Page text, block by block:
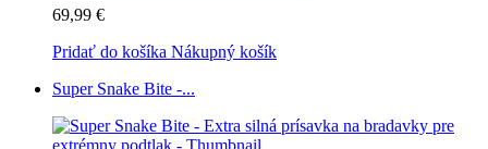
69,99 €
Pridať do košíka Nákupný košík
Super Snake Bite -...